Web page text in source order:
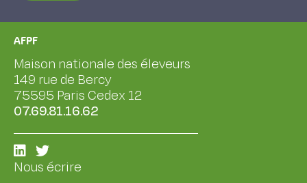
AFPF
Maison nationale des éleveurs
149 rue de Bercy
75595 Paris Cedex 12
07.69.81.16.62
Nous écrire